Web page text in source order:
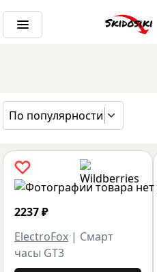
По популярности
ГЛАВНАЯ
БРЕНДЫ
2237₽
ElectroFox | Смарт
часы GT3